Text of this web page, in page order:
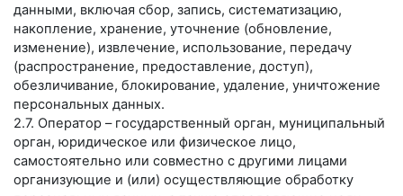
данными, включая сбор, запись, систематизацию,
накопление, хранение, уточнение (обновление,
изменение), извлечение, использование, передачу
(распространение, предоставление, доступ),
обезличивание, блокирование, удаление, уничтожение
персональных данных.
2.7. Оператор – государственный орган, муниципальный
орган, юридическое или физическое лицо,
самостоятельно или совместно с другими лицами
организующие и (или) осуществляющие обработку